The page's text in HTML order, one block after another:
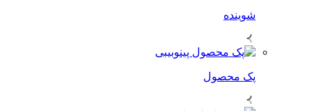
شوینده
پک محصول